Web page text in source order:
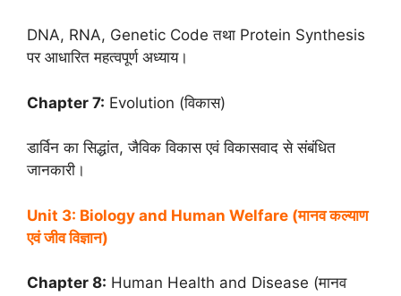
DNA, RNA, Genetic Code तथा Protein Synthesis
पर आधारित महत्वपूर्ण अध्याय।
Chapter 7: Evolution (विकास)
डार्विन का सिद्धांत, जैविक विकास एवं विकासवाद से संबंधित
जानकारी।
Unit 3: Biology and Human Welfare (मानव कल्याण
एवं जीव विज्ञान)
Chapter 8: Human Health and Disease (मानव